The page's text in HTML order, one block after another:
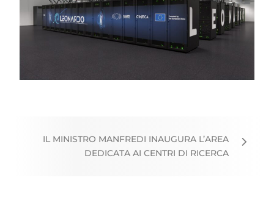
IL MINISTRO MANFREDI INAUGURA L’AREA
DEDICATA AI CENTRI DI RICERCA